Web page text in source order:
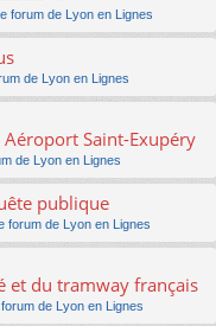
Le forum de Lyon en Lignes
de Lyon en Lignes
Saint-Exupéry
de Lyon en Lignes
publique
forum de Lyon en Lignes
et du tramway français
forum de Lyon en Lignes